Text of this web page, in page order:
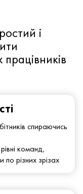
спираючись
команд,
по різних зрізах
і